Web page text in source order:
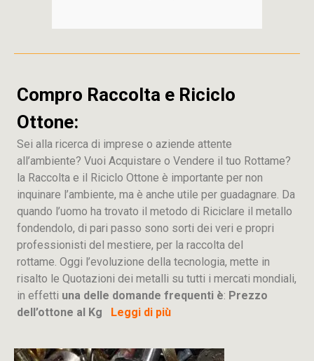
Compro Raccolta e Riciclo
Ottone:
Sei alla ricerca di imprese o aziende attente
all’ambiente? Vuoi Acquistare o Vendere il tuo Rottame?
la Raccolta e il Riciclo Ottone è importante per non
inquinare l’ambiente, ma è anche utile per guadagnare. Da
quando l’uomo ha trovato il metodo di Riciclare il metallo
fondendolo, di pari passo sono sorti dei veri e propri
professionisti del mestiere, per la raccolta del
rottame. Oggi l’evoluzione della tecnologia, mette in
risalto le Quotazioni dei metalli su tutti i mercati mondiali,
in effetti una delle domande frequenti è: Prezzo
dell’ottone al Kg Leggi di più